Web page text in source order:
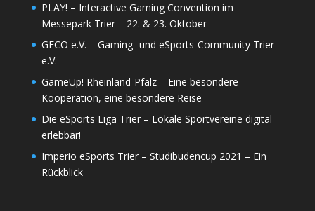
PLAY! – Interactive Gaming Convention im
Messepark Trier – 22. & 23. Oktober
GECO e.V. – Gaming- und eSports-Community Trier
e.V.
GameUp! Rheinland-Pfalz – Eine besondere
Kooperation, eine besondere Reise
Die eSports Liga Trier – Lokale Sportvereine digital
erlebbar!
Imperio eSports Trier – Studibudencup 2021 – Ein
Rückblick